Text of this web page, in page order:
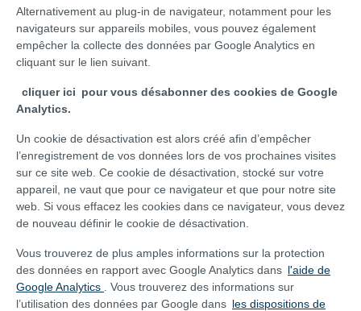
Alternativement au plug-in de navigateur, notamment pour les
navigateurs sur appareils mobiles, vous pouvez également
empêcher la collecte des données par Google Analytics en
cliquant sur le lien suivant.
cliquer ici pour vous désabonner des cookies de Google
Analytics.
Un cookie de désactivation est alors créé afin d’empêcher
l’enregistrement de vos données lors de vos prochaines visites
sur ce site web. Ce cookie de désactivation, stocké sur votre
appareil, ne vaut que pour ce navigateur et que pour notre site
web. Si vous effacez les cookies dans ce navigateur, vous devez
de nouveau définir le cookie de désactivation.
Vous trouverez de plus amples informations sur la protection
des données en rapport avec Google Analytics dans l'aide de
Google Analytics
. Vous trouverez des informations sur
l’utilisation des données par Google dans les dispositions de